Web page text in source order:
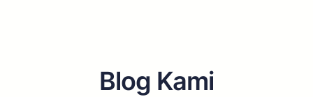
Blog Kami